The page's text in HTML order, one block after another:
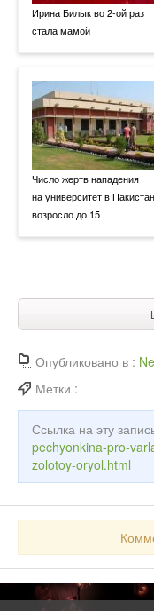
Ирина Билык во 2-ой раз
стала мамой
Число жертв нападения
на университет в
возросло до 15
Опубликовано в :
Метки :
Ссылка на эту
pechyonkina-pro-
zolotoy-oryol.html